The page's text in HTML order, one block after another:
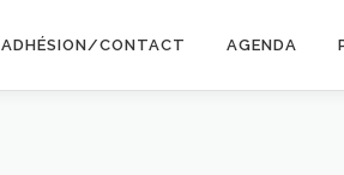
ADHÉSION/CONTACT AGENDA